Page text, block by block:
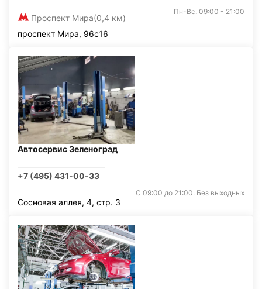
Проспект Мира(0,4 км)
Пн-Вс: 09:00 - 21:00
проспект Мира, 96с16
Автосервис Зеленоград
+7 (495) 431-00-33
С 09:00 до 21:00. Без выходных
Сосновая аллея, 4, стр. 3